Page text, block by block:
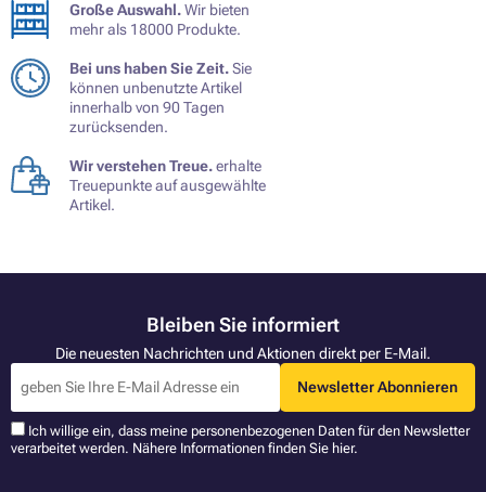
Große Auswahl.Wir bieten
mehr als 18000 Produkte.
Bei uns haben Sie Zeit.Sie
können unbenutzte Artikel
innerhalb von 90 Tagen
zurücksenden.
Wir verstehen Treue.erhalte
Treuepunkte auf ausgewählte
Artikel.
Bleiben Sie informiert
Die neuesten Nachrichten und Aktionen direkt per E-Mail.
Newsletter Abonnieren
Ich willige ein, dass meine personenbezogenen Daten für den Newsletter
verarbeitet werden. Nähere Informationen finden Sie hier.